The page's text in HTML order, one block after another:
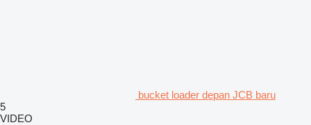
bucket loader depan JCB baru
5
VIDEO